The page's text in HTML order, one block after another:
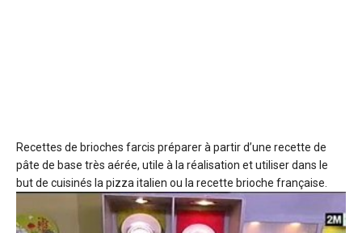
Recettes de brioches farcis préparer à partir d’une recette de
pâte de base très aérée, utile à la réalisation et utiliser dans le
but de cuisinés la pizza italien ou la recette brioche française.